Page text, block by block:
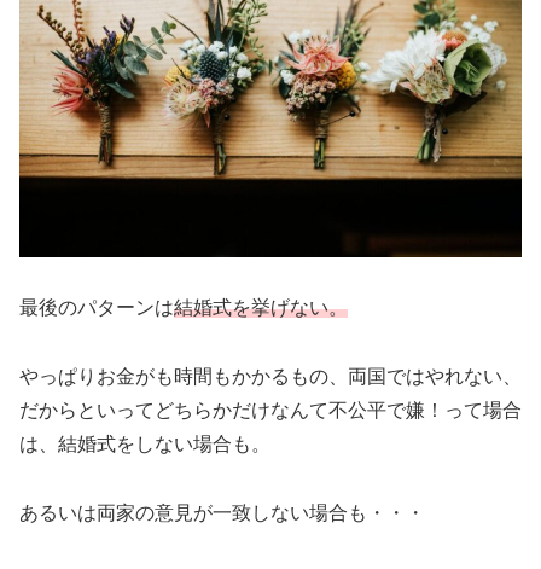
最後のパターンは結婚式を挙げない。
やっぱりお金がも時間もかかるもの、両国ではやれない、
だからといってどちらかだけなんて不公平で嫌！って場合
は、結婚式をしない場合も。
あるいは両家の意見が一致しない場合も・・・